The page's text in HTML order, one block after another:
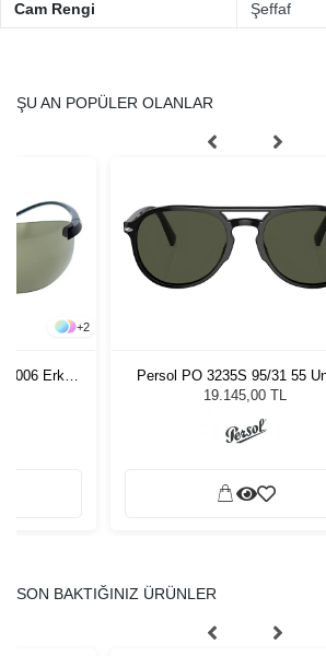
Cam Rengi Şeffaf
ŞU AN POPÜLER OLANLAR
+2
Erkek
Persol PO 3235S 95/31 55
Güneş Gözlüğü
19.145,00 TL
SON BAKTIĞINIZ ÜRÜNLER